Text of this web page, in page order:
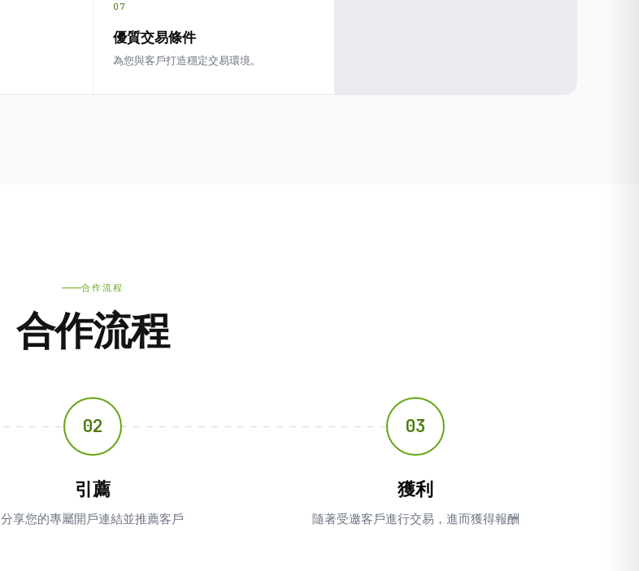
07
優質交易條件
為您與客戶打造穩定交易環境。
合作流程
合作流程
02
引薦
分享您的專屬開戶連結並推薦客戶
03
獲利
隨著受邀客戶進行交易，進而獲得報酬